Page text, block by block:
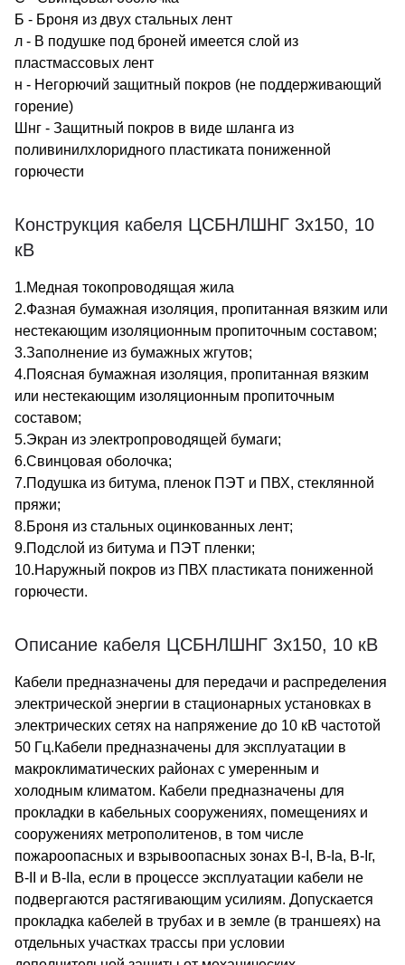
Б - Броня из двух стальных лент
л - В подушке под броней имеется слой из
пластмассовых лент
н - Негорючий защитный покров (не поддерживающий
горение)
Шнг - Защитный покров в виде шланга из
поливинилхлоридного пластиката пониженной
горючести
Конструкция кабеля ЦСБНЛШНГ 3х150, 10
кВ
1.Медная токопроводящая жила
2.Фазная бумажная изоляция, пропитанная вязким или
нестекающим изоляционным пропиточным составом;
3.Заполнение из бумажных жгутов;
4.Поясная бумажная изоляция, пропитанная вязким
или нестекающим изоляционным пропиточным
составом;
5.Экран из электропроводящей бумаги;
6.Свинцовая оболочка;
7.Подушка из битума, пленок ПЭТ и ПВХ, стеклянной
пряжи;
8.Броня из стальных оцинкованных лент;
9.Подслой из битума и ПЭТ пленки;
10.Наружный покров из ПВХ пластиката пониженной
горючести.
Описание кабеля ЦСБНЛШНГ 3х150, 10 кВ
Кабели предназначены для передачи и распределения
электрической энергии в стационарных установках в
электрических сетях на напряжение до 10 кВ частотой
50 Гц.Кабели предназначены для эксплуатации в
макроклиматических районах с умеренным и
холодным климатом. Кабели предназначены для
прокладки в кабельных сооружениях, помещениях и
сооружениях метрополитенов, в том числе
пожароопасных и взрывоопасных зонах В-I, В-Iа, В-Iг,
В-II и В-IIа, если в процессе эксплуатации кабели не
подвергаются растягивающим усилиям. Допускается
прокладка кабелей в трубах и в земле (в траншеях) на
отдельных участках трассы при условии